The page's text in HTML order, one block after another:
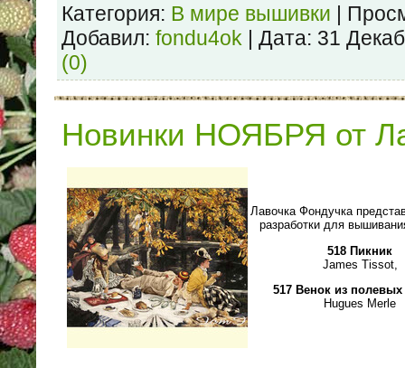
Категория: В мире вышивки |
Добавил: fondu4ok | Дата: 31
(0)
Новинки НОЯБРЯ от
Лавочка Фондучка
разработки для
518 Пикник
James Tissot,
517 Венок из полевых
Hugues Merle